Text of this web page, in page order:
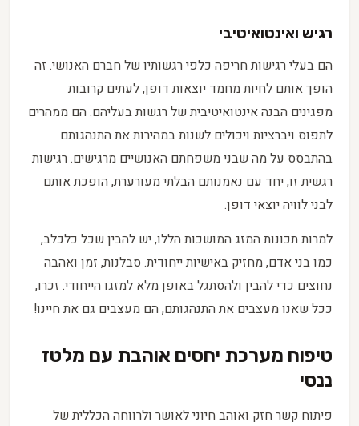
רגיש ואינטואיטיבי
הם בעלי רגישות חריפה כלפי רגשותיו של חברם האנושי. זה
הופך אותם לחיות מחמד יוצאות דופן, לעתים קרובות
מפגינים הבנה אינטואיטיבית של רגשות בעליהם. הם ממהרים
לתפוס ויברציות ויכולים לשנות במהירות את התנהגותם
בהתבסס על מה שבני משפחתם האנושיים מרגישים. רגישות
רגשית זו, יחד עם נאמנותם הבלתי מעורערת, הופכת אותם
לבני לוויה יוצאי דופן.
למרות תכונות המזג המושכות הללו, יש להבין שכל כלכלב,
כמו בני אדם, מחזיק באישיות ייחודית. סבלנות, זמן ואהבה
נחוצים כדי להבין ולהסתגל באופן מלא למזגו הייחודי. זכרו,
ככל שאנו מעצבים את התנהגותם, הם מעצבים גם את חיינו!
טיפוח מערכת יחסים אוהבת עם מלטז
ננסי
פיתוח קשר חזק ואוהב חיוני לאושר ולרווחה הכללית של